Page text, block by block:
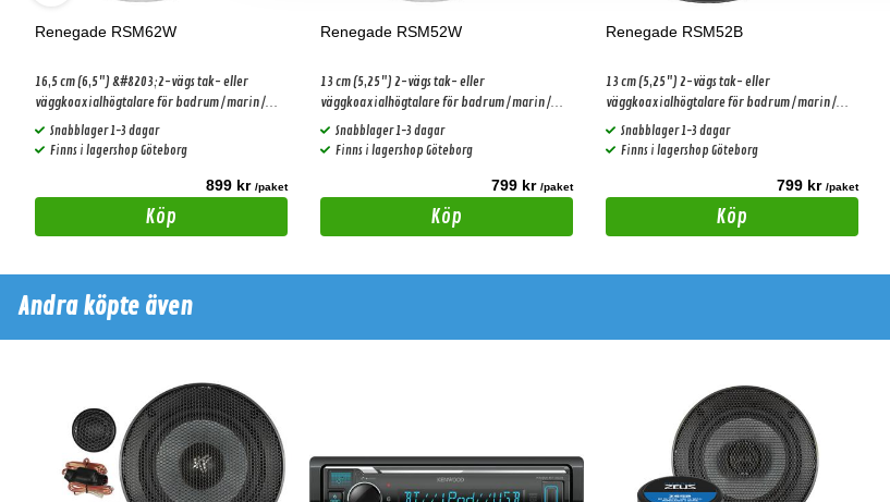
Renegade RSM62W
16,5 cm (6,5") &#8203;2-vägs tak- eller
väggkoaxialhögtalare för badrum / marin /
utomhus
Snabblager 1-3 dagar
Finns i lagershop Göteborg
899 kr /paket
Köp
Renegade RSM52W
13 cm (5,25") 2-vägs tak- eller
väggkoaxialhögtalare för badrum / marin /
utomhus
Snabblager 1-3 dagar
Finns i lagershop Göteborg
799 kr /paket
Köp
Renegade RSM52B
13 cm (5,25") 2-vägs tak- eller
väggkoaxialhögtalare för badrum / marin /
utomhus
Snabblager 1-3 dagar
Finns i lagershop Göteborg
799 kr /paket
Köp
Andra köpte även